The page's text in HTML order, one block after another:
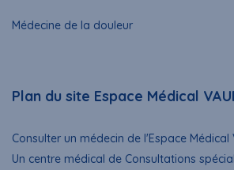
Médecine de la douleur
Plan du site Espace Médical
Consulter un médecin de l'Espace Médical
Un centre médical de Consultations